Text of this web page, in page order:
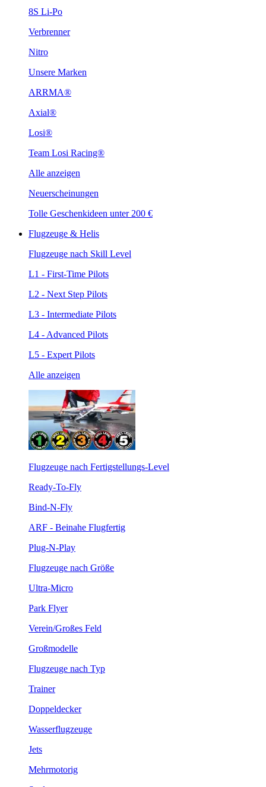
8S Li-Po
Verbrenner
Nitro
Unsere Marken
ARRMA®
Axial®
Losi®
Team Losi Racing®
Alle anzeigen
Neuerscheinungen
Tolle Geschenkideen unter 200 €
Flugzeuge & Helis
Flugzeuge nach Skill Level
L1 - First-Time Pilots
L2 - Next Step Pilots
L3 - Intermediate Pilots
L4 - Advanced Pilots
L5 - Expert Pilots
Alle anzeigen
Flugzeuge nach Fertigstellungs-Level
Ready-To-Fly
Bind-N-Fly
ARF - Beinahe Flugfertig
Plug-N-Play
Flugzeuge nach Größe
Ultra-Micro
Park Flyer
Verein/Großes Feld
Großmodelle
Flugzeuge nach Typ
Trainer
Doppeldecker
Wasserflugzeuge
Jets
Mehrmotorig